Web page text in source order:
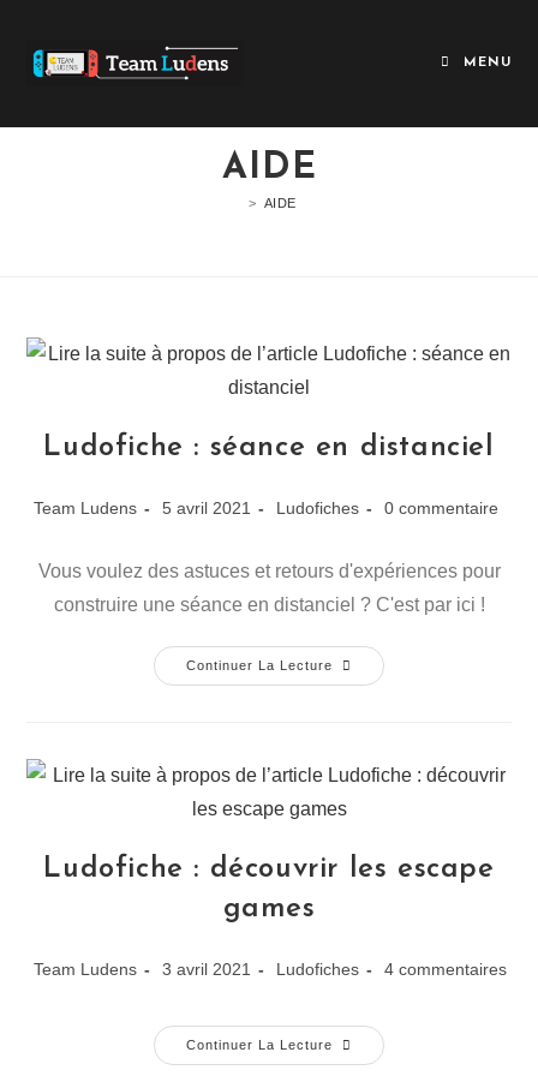
MENU
AIDE
> AIDE
Ludofiche : séance en distanciel
Team Ludens 5 avril 2021 Ludofiches 0 commentaire
Vous voulez des astuces et retours d'expériences pour
construire une séance en distanciel ? C'est par ici !
Continuer La Lecture
Ludofiche : découvrir les escape
games
Team Ludens 3 avril 2021 Ludofiches 4 commentaires
Continuer La Lecture